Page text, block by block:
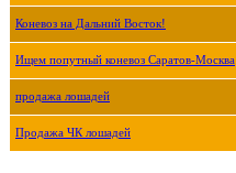
Коневоз на Дальний Восток!
Ищем попутный коневоз Саратов-Москва
продажа лошадей
Продажа ЧК лошадей